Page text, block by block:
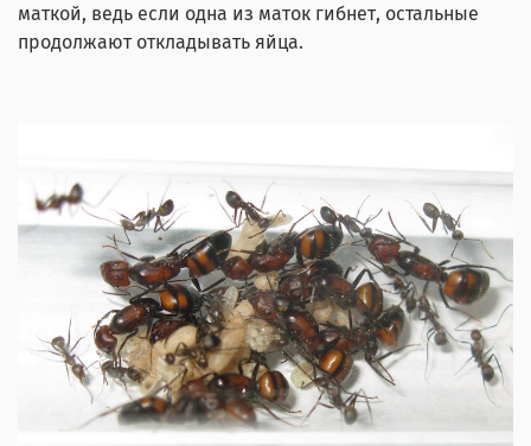
маткой, ведь если одна из маток гибнет, остальные
продолжают откладывать яйца.